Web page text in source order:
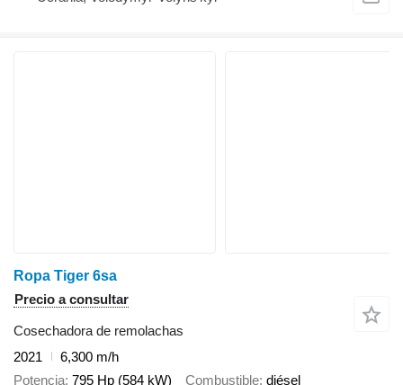
Ropa Tiger 6sa
Precio a consultar
Cosechadora de remolachas
2021
6,300 m/h
Potencia 795 Hp (584 kW) Combustible diésel